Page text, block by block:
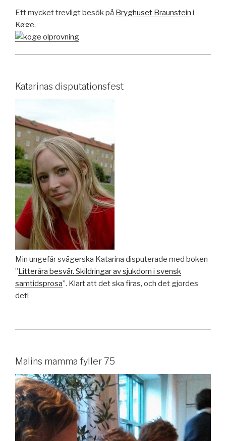
Ett mycket trevligt besök på Bryghuset Braunstein i
Køge.
Katarinas disputationsfest
Min ungefär svägerska Katarina disputerade med boken
”Litterära besvär. Skildringar av sjukdom i svensk
samtidsprosa”. Klart att det ska firas, och det gjordes
det!
Malins mamma fyller 75